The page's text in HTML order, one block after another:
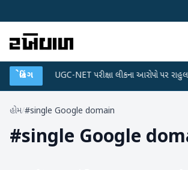
બ્રેકિંગ
પ્લાન ● UGC-NET પરીક્ષા લીકના આરોપો પર રાહુલ
હોમ/#single Google domain
#single Google